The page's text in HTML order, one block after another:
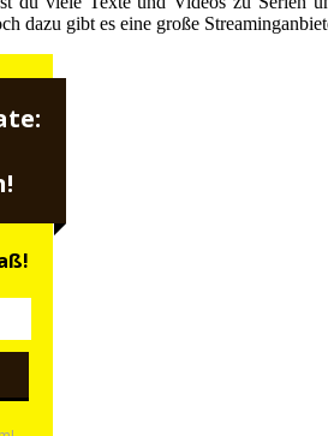
dazu gibt es eine große